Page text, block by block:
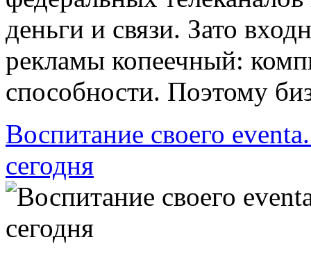
деньги и связи. Зато
рекламы копеечный:
способности. Поэтому
Воспитание своего
сегодня